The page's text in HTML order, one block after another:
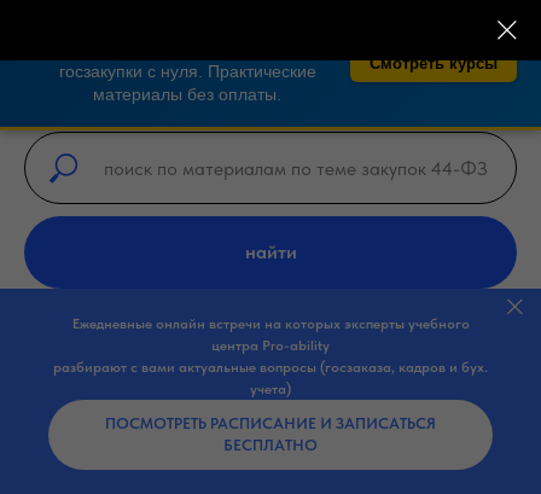
×
госзакупки с нуля. Практические
материалы без оплаты.
Смотреть курсы
найти
Ежедневные онлайн встречи на которых эксперты учебного
центра Pro-ability
разбирают с вами актуальные вопросы (госзаказа, кадров и бух.
учета)
ПОСМОТРЕТЬ РАСПИСАНИЕ И ЗАПИСАТЬСЯ
БЕСПЛАТНО